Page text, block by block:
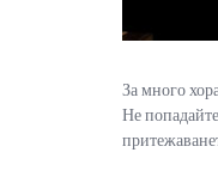
За много
Не